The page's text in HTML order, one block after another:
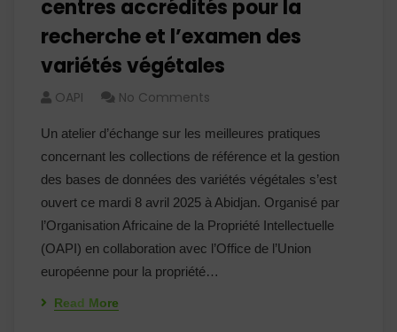
centres accrédités pour la
recherche et l’examen des
variétés végétales
OAPI No Comments
Un atelier d’échange sur les meilleures pratiques
concernant les collections de référence et la gestion
des bases de données des variétés végétales s’est
ouvert ce mardi 8 avril 2025 à Abidjan. Organisé par
l’Organisation Africaine de la Propriété Intellectuelle
(OAPI) en collaboration avec l’Office de l’Union
européenne pour la propriété…
Read More